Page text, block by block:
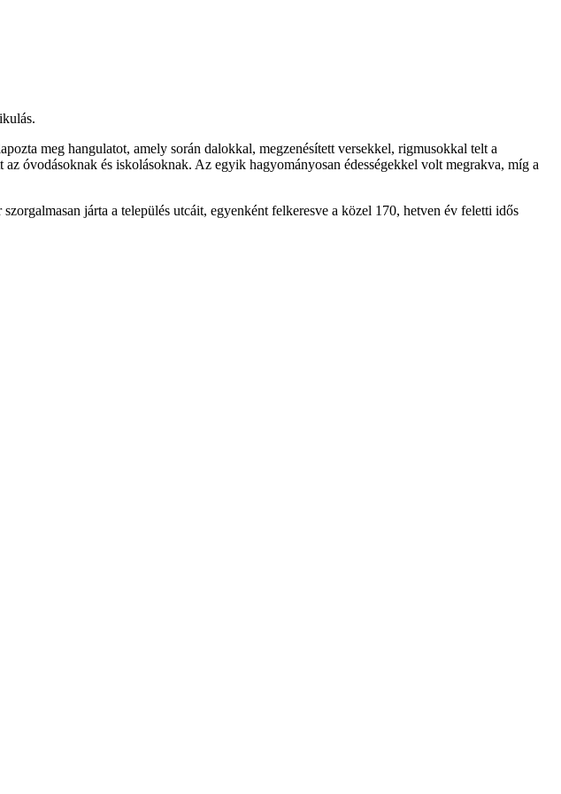
meg hangulatot, amely során dalokkal, megzenésített versekkel, rigmusokkal telt a
óvodásoknak és iskolásoknak. Az egyik hagyományosan édességekkel volt megrakva, míg a
járta a település utcáit, egyenként felkeresve a közel 170, hetven év feletti idős